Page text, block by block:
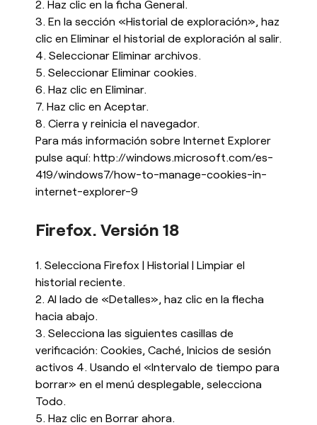
2. Haz clic en la ficha General.
3. En la sección «Historial de exploración», haz
clic en Eliminar el historial de exploración al salir.
4. Seleccionar Eliminar archivos.
5. Seleccionar Eliminar cookies.
6. Haz clic en Eliminar.
7. Haz clic en Aceptar.
8. Cierra y reinicia el navegador.
Para más información sobre Internet Explorer
pulse aquí: http://windows.microsoft.com/es-
419/windows7/how-to-manage-cookies-in-
internet-explorer-9
Firefox. Versión 18
1. Selecciona Firefox | Historial | Limpiar el
historial reciente.
2. Al lado de «Detalles», haz clic en la flecha
hacia abajo.
3. Selecciona las siguientes casillas de
verificación: Cookies, Caché, Inicios de sesión
activos 4. Usando el «Intervalo de tiempo para
borrar» en el menú desplegable, selecciona
Todo.
5. Haz clic en Borrar ahora.